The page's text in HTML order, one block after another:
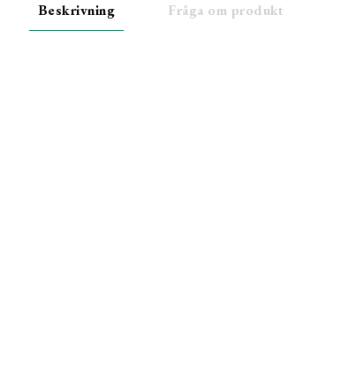
Beskrivning Fråga om produkt